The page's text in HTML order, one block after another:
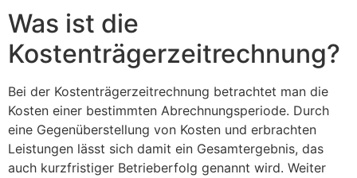
Was ist die
Kostenträgerzeitrechnung?
Bei der Kostenträgerzeitrechnung betrachtet man die
Kosten einer bestimmten Abrechnungsperiode. Durch
eine Gegenüberstellung von Kosten und erbrachten
Leistungen lässt sich damit ein Gesamtergebnis, das
auch kurzfristiger Betrieberfolg genannt wird. Weiter